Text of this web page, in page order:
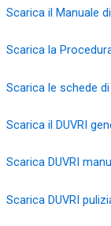
Scarica il Manuale
Scarica la
Scarica le schede
Scarica il DUVRI
Scarica DUVRI
Scarica DUVRI